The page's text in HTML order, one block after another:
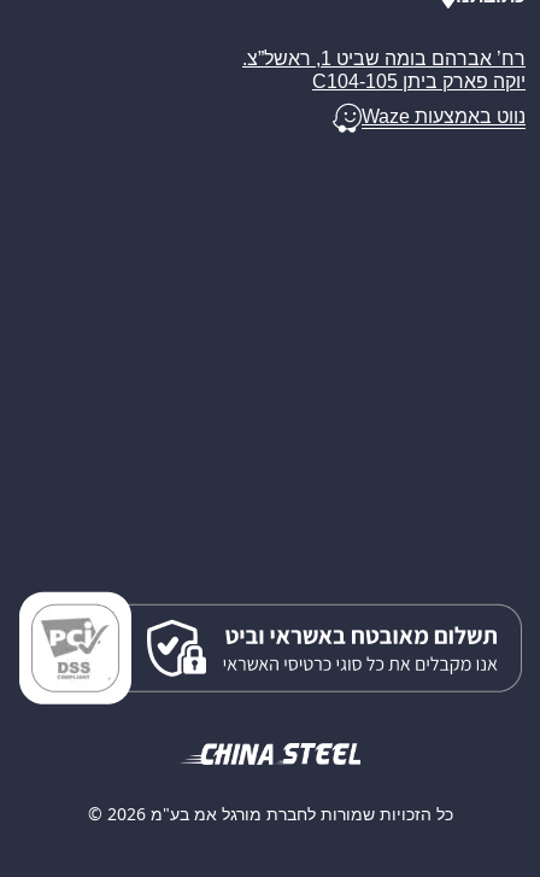
רח’ אברהם בומה שביט 1, ראשל”צ.
יוקה פארק ביתן C104-105
נווט באמצעות Waze
כל הזכויות שמורות לחברת מורגל אמ בע"מ 2026 ©